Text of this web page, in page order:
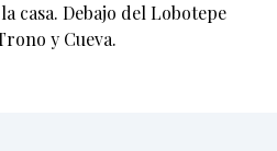
casa. Debajo del Lobotepe
y Cueva.